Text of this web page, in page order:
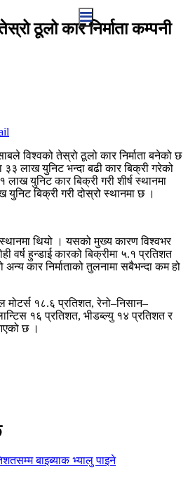
ठूलो कार निर्माता कम्पनी
विश्वको तेस्रो ठूलो कार निर्माता बनेको छ
३३ लाख युनिट भन्दा बढी कार बिक्री गरेको
युनिट कार बिक्री गरी शीर्ष स्थानमा
बिक्री गरी दोस्रो स्थानमा छ ।
स्थानमा थियो । यसको मुख्य कारण विश्वभर
वर्ष हुन्डाई कारको बिक्रीमा ५.१ प्रतिशत
कार निर्माताको तुलनामा सबैभन्दा कम हो
मोटर्स १८.६ प्रतिशत, रेनो–निसान–
१६ प्रतिशत, भीडब्ल्यु १४ प्रतिशत र
छ ।